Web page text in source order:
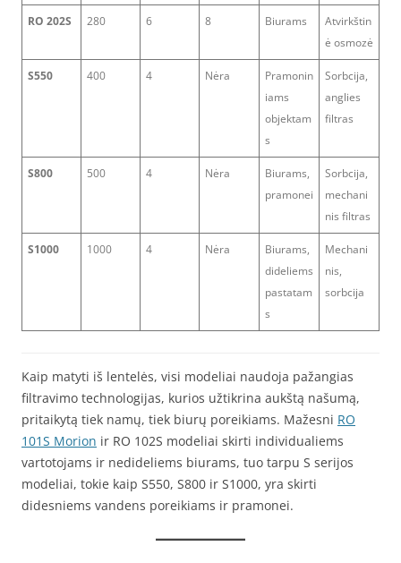
RO 202S 280 6 8 Biurams
Atvirkštin
ė osmozė
S550 400 4 Nėra
Pramonin
iams
objektam
s
Sorbcija,
anglies
filtras
S800 500 4 Nėra
Biurams,
pramonei
Sorbcija,
mechani
nis filtras
S1000 1000 4 Nėra
Biurams,
dideliems
pastatam
s
Mechani
nis,
sorbcija
Kaip matyti iš lentelės, visi modeliai naudoja pažangias
filtravimo technologijas, kurios užtikrina aukštą našumą,
pritaikytą tiek namų, tiek biurų poreikiams. Mažesni RO
101S Morion ir RO 102S modeliai skirti individualiems
vartotojams ir nedideliems biurams, tuo tarpu S serijos
modeliai, tokie kaip S550, S800 ir S1000, yra skirti
didesniems vandens poreikiams ir pramonei.